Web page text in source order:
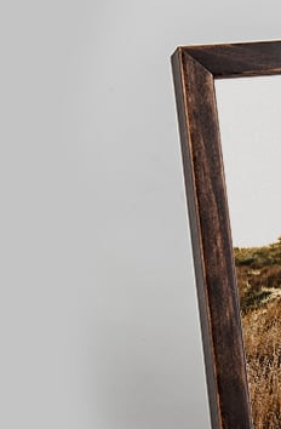
Inni ogladali również